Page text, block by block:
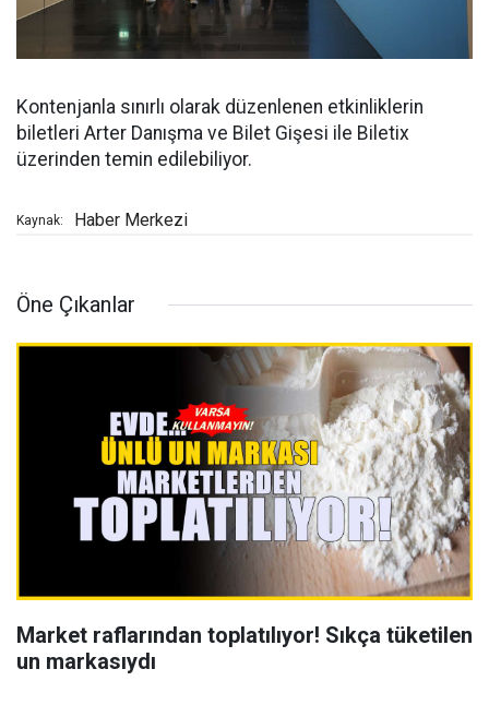
Kontenjanla sınırlı olarak düzenlenen etkinliklerin
biletleri Arter Danışma ve Bilet Gişesi ile Biletix
üzerinden temin edilebiliyor.
Kaynak: Haber Merkezi
Öne Çıkanlar
Market raflarından toplatılıyor! Sıkça tüketilen
un markasıydı